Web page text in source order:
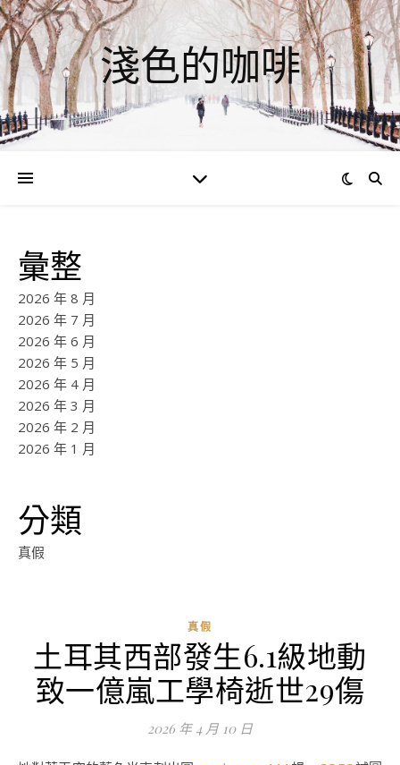
淺色的咖啡
彙整
2026 年 8 月
2026 年 7 月
2026 年 6 月
2026 年 5 月
2026 年 4 月
2026 年 3 月
2026 年 2 月
2026 年 1 月
分類
真假
真假
土耳其西部發生6.1級地動
致一億嵐工學椅逝世29傷
2026 年 4 月 10 日